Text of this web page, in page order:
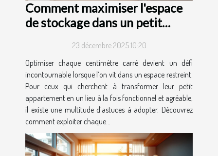
Comment maximiser l'espace
de stockage dans un petit
23 décembre 2025 10:20
Optimiser chaque centimètre carré devient un défi
incontournable lorsque l’on vit dans un espace restreint.
Pour ceux qui cherchent à transformer leur petit
appartement en un lieu à la fois fonctionnel et agréable,
il existe une multitude d’astuces à adopter. Découvrez
comment exploiter chaque...